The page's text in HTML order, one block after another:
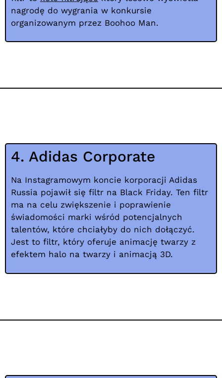
nagrodę do wygrania w konkursie
organizowanym przez Boohoo Man.
4. Adidas Corporate
Na Instagramowym koncie korporacji Adidas
Russia pojawił się filtr na Black Friday. Ten filtr
ma na celu zwiększenie i poprawienie
świadomości marki wśród potencjalnych
talentów, które chciałyby do nich dołączyć.
Jest to filtr, który oferuje animację twarzy z
efektem halo na twarzy i animacją 3D.